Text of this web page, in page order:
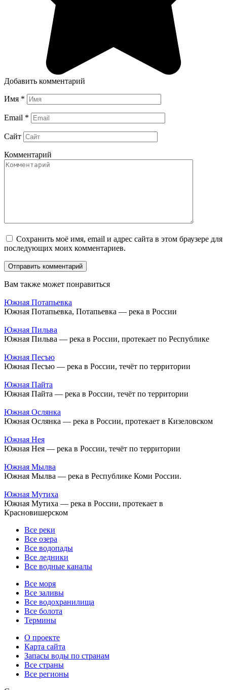
Добавить комментарий
Имя *
Email *
Сайт
Комментарий
Сохранить моё имя, email и адрес сайта в этом браузере для
последующих моих комментариев.
Вам также может понравиться
Южная Потапьевка
Южная Потапьевка, Потапьевка — река в России
Южная Пильва
Южная Пильва — река в России, протекает по Республике
Южная Песъю
Южная Песъю — река в России, течёт по территории
Южная Пайта
Южная Пайта — река в России, течёт по территории
Южная Ослянка
Южная Ослянка — река в России, протекает в Кизеловском
Южная Нея
Южная Нея — река в России, течёт по территории
Южная Мылва
Южная Мылва — река в Республике Коми России.
Южная Мутиха
Южная Мутиха — река в России, протекает в
Красновишерском
Все реки
Все озера
Все водопады
Все ледники
Все водные каналы
Все моря
Все заливы
Все водохранилища
Все болота
Термины
О проекте
Карта сайта
Запасы воды по странам
Все страны
Все регионы